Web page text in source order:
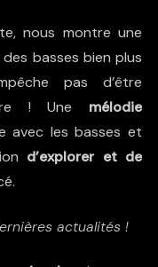
nous montre une
basses bien plus
pas d’être
! Une mélodie
avec les basses et
d’explorer et de
actualités !